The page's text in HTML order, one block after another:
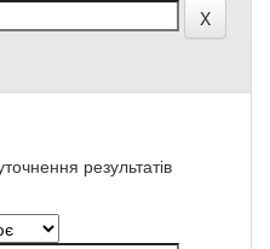
результатів